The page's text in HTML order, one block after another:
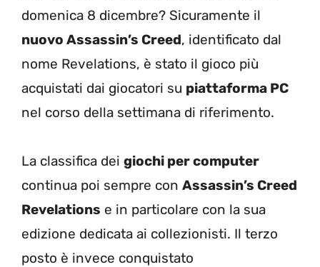
domenica 8 dicembre? Sicuramente il
nuovo Assassin’s Creed, identificato dal
nome Revelations, è stato il gioco più
acquistati dai giocatori su piattaforma PC
nel corso della settimana di riferimento.
La classifica dei giochi per computer
continua poi sempre con Assassin’s Creed
Revelations e in particolare con la sua
edizione dedicata ai collezionisti. Il terzo
posto è invece conquistato